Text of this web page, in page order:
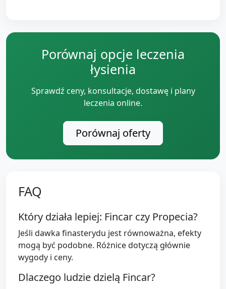
Porównaj opcje leczenia
łysienia
Sprawdź ceny, konsultacje, dostawę i plany
leczenia online.
Porównaj oferty
FAQ
Który działa lepiej: Fincar czy Propecia?
Jeśli dawka finasterydu jest równoważna, efekty
mogą być podobne. Różnice dotyczą głównie
wygody i ceny.
Dlaczego ludzie dzielą Fincar?